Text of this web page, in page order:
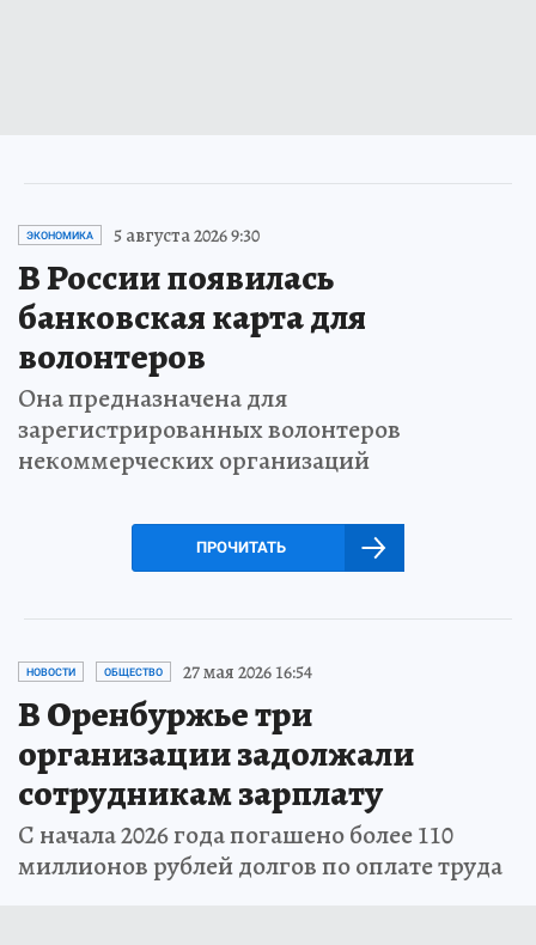
ЭКОНОМИКА 5 августа 2026 9:30
В России появилась
банковская карта для
волонтеров
Она предназначена для
зарегистрированных волонтеров
некоммерческих организаций
ПРОЧИТАТЬ
НОВОСТИ ОБЩЕСТВО 27 мая 2026 16:54
В Оренбуржье три
организации задолжали
сотрудникам зарплату
С начала 2026 года погашено более 110
миллионов рублей долгов по оплате труда